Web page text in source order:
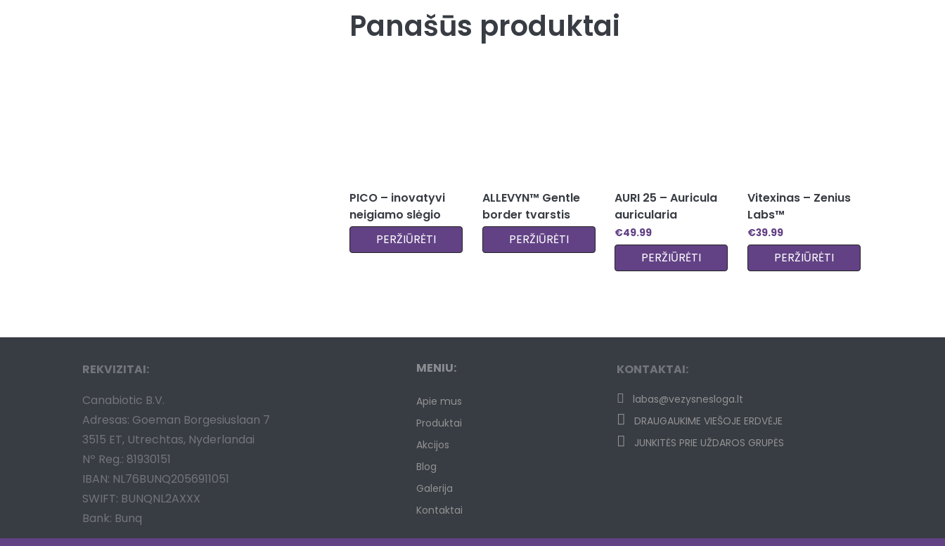
Panašūs produktai
PICO – inovatyvi
neigiamo slėgio
žaizdų gydymo
terapija
PERŽIŪRĖTI
ALLEVYN™ Gentle
border tvarstis
PERŽIŪRĖTI
AURI 25 – Auricula
auricularia
€49.99
PERŽIŪRĖTI
Vitexinas – Zenius
Labs™
€39.99
PERŽIŪRĖTI
REKVIZITAI:
Canabiotic B.V.
Adresas: Goeman Borgesiuslaan 7
3515 ET, Utrechtas, Nyderlandai
Nº Reg.: 81930151
IBAN: NL76BUNQ2056911051
SWIFT: BUNQNL2AXXX
Bank: Bunq
MENIU:
Apie mus
Produktai
Akcijos
Blog
Galerija
Kontaktai
KONTAKTAI:
labas@vezysnesloga.lt
DRAUGAUKIME VIEŠOJE ERDVĖJE
JUNKITĖS PRIE UŽDAROS GRUPĖS